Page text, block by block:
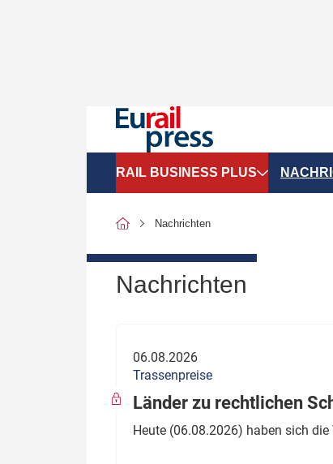
RAIL BUSINESS PLUS
SPNV-Marktdaten
Politik
wen?
Nachrichten
Nachrichten
06.08.2026
Trassenpreise
Länder zu rechtlichen
Heute (06.08.2026) haben sich